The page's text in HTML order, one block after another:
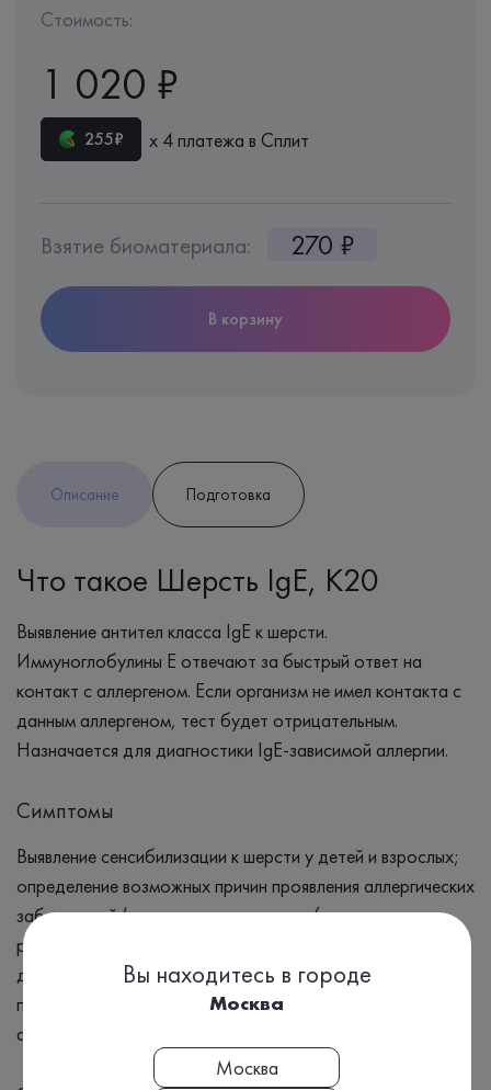
Стоимость:
1 020 ₽
255₽ х 4 платежа в Сплит
Взятие биоматериала: 270 ₽
В корзину
Описание Подготовка
Что такое Шерсть IgE, K20
Выявление антител класса IgЕ к шерсти.
Иммуноглобулины Е отвечают за быстрый ответ на
контакт с аллергеном. Если организм не имел контакта с
данным аллергеном, тест будет отрицательным.
Назначается для диагностики IgE-зависимой аллергии.
Симптомы
Выявление сенсибилизации к шерсти у детей и взрослых;
определение возможных причин проявления аллергических
заболеваний (аллергического ринита/
риноконъюнктивита, бронхиальной астмы, атопического
дерматита, ангиоотеков, крапивницы); контроль
проводимого медикаментозного лечения и
аллергенспецифической иммунотерапии (АСИТ).
Вы находитесь в городе
Москва
Москва